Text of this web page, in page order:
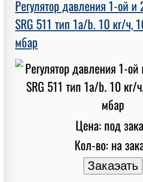
Регулятор давления 1-ой и
SRG 511 тип 1a/b. 10 кг/ч,
мбар
Цена: под
Кол-во: на